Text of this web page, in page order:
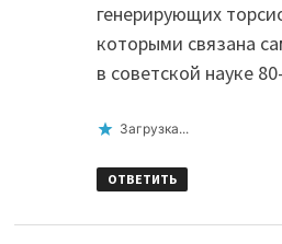
генерирующих
которыми связана
в советской науке
Загрузка...
ОТВЕТИТЬ